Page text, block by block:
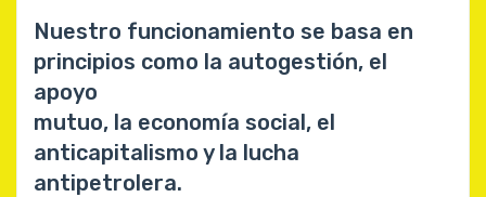
Nuestro funcionamiento se basa en
principios como la autogestión, el
apoyo
mutuo, la economía social, el
anticapitalismo y la lucha
antipetrolera.